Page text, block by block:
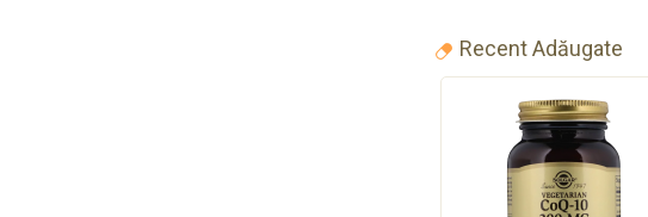
Recent Adăugate